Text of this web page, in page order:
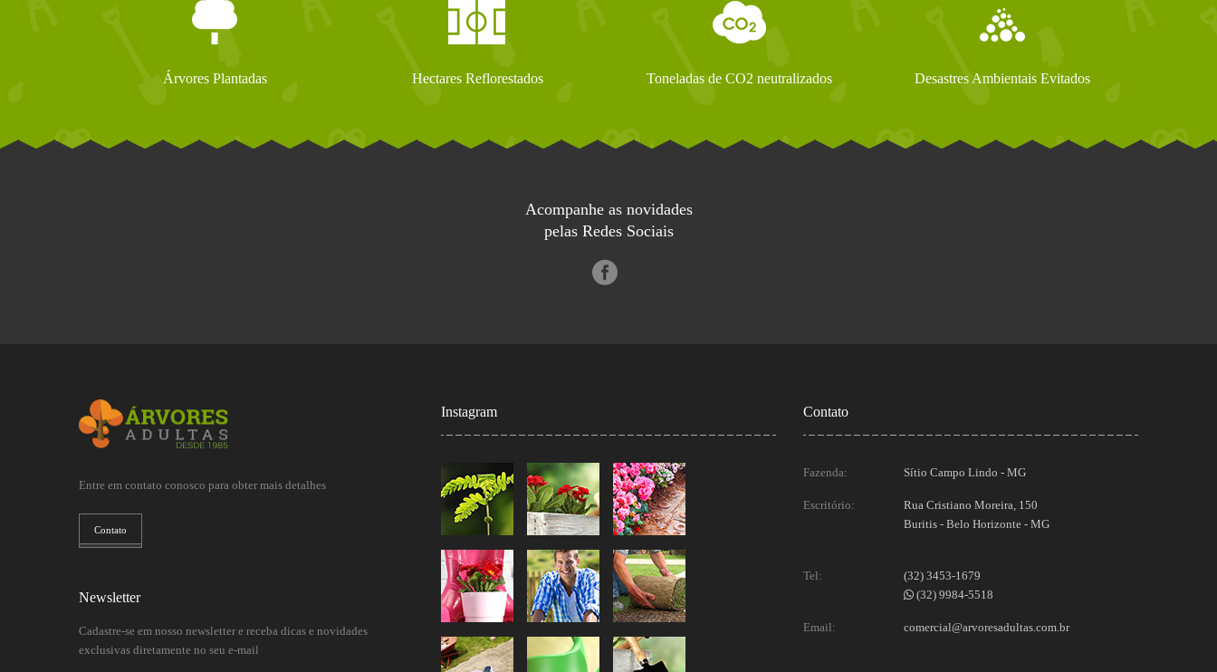
Árvores Plantadas Hectares Reflorestados Toneladas de CO2 neutralizados Desastres Ambientais Evitados
Acompanhe as novidades
pelas Redes Sociais
Entre em contato conosco para obter mais detalhes
Contato
Newsletter
Cadastre-se em nosso newsletter e receba dicas e novidades
exclusivas diretamente no seu e-mail
Instagram Contato
Fazenda: Sítio Campo Lindo - MG
Escritório:
Rua Cristiano Moreira, 150
Buritis - Belo Horizonte - MG
Tel:
(32) 3453-1679
(32) 9984-5518
Email: comercial@arvoresadultas.com.br